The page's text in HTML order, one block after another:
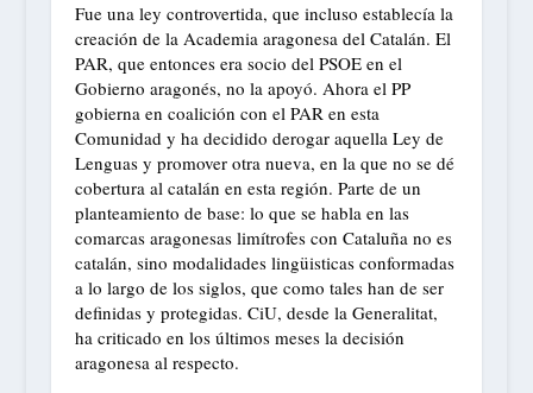
Fue una ley controvertida, que incluso establecía la
creación de la Academia aragonesa del Catalán. El
PAR, que entonces era socio del PSOE en el
Gobierno aragonés, no la apoyó. Ahora el PP
gobierna en coalición con el PAR en esta
Comunidad y ha decidido derogar aquella Ley de
Lenguas y promover otra nueva, en la que no se dé
cobertura al catalán en esta región. Parte de un
planteamiento de base: lo que se habla en las
comarcas aragonesas limítrofes con Cataluña no es
catalán, sino modalidades lingüisticas conformadas
a lo largo de los siglos, que como tales han de ser
definidas y protegidas. CiU, desde la Generalitat,
ha criticado en los últimos meses la decisión
aragonesa al respecto.